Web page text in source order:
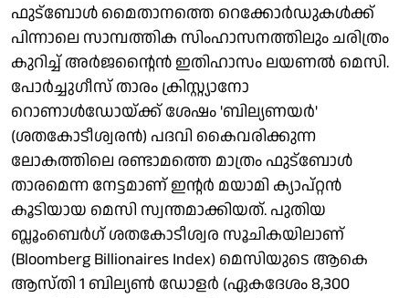
ഫുട്‌ബോള്‍ മൈതാനത്തെ റെക്കോര്‍ഡുകള്‍ക്ക്
പിന്നാലെ സാമ്പത്തിക സിംഹാസനത്തിലും ചരിത്രം
കുറിച്ച് അര്‍ജന്റൈന്‍ ഇതിഹാസം ലയണല്‍ മെസി.
പോര്‍ച്ചുഗീസ് താരം ക്രിസ്റ്റ്യാനോ
റൊണാള്‍ഡോയ്ക്ക് ശേഷം 'ബില്യണയര്‍'
(ശതകോടീശ്വരന്‍) പദവി കൈവരിക്കുന്ന
ലോകത്തിലെ രണ്ടാമത്തെ മാത്രം ഫുട്‌ബോള്‍
താരമെന്ന നേട്ടമാണ് ഇന്റര്‍ മയാമി ക്യാപ്റ്റന്‍
കൂടിയായ മെസി സ്വന്തമാക്കിയത്. പുതിയ
ബ്ലൂംബെര്‍ഗ് ശതകോടീശ്വര സൂചികയിലാണ്
(Bloomberg Billionaires Index) മെസിയുടെ ആകെ
ആസ്തി 1 ബില്യണ്‍ ഡോളര്‍ (ഏകദേശം 8,300